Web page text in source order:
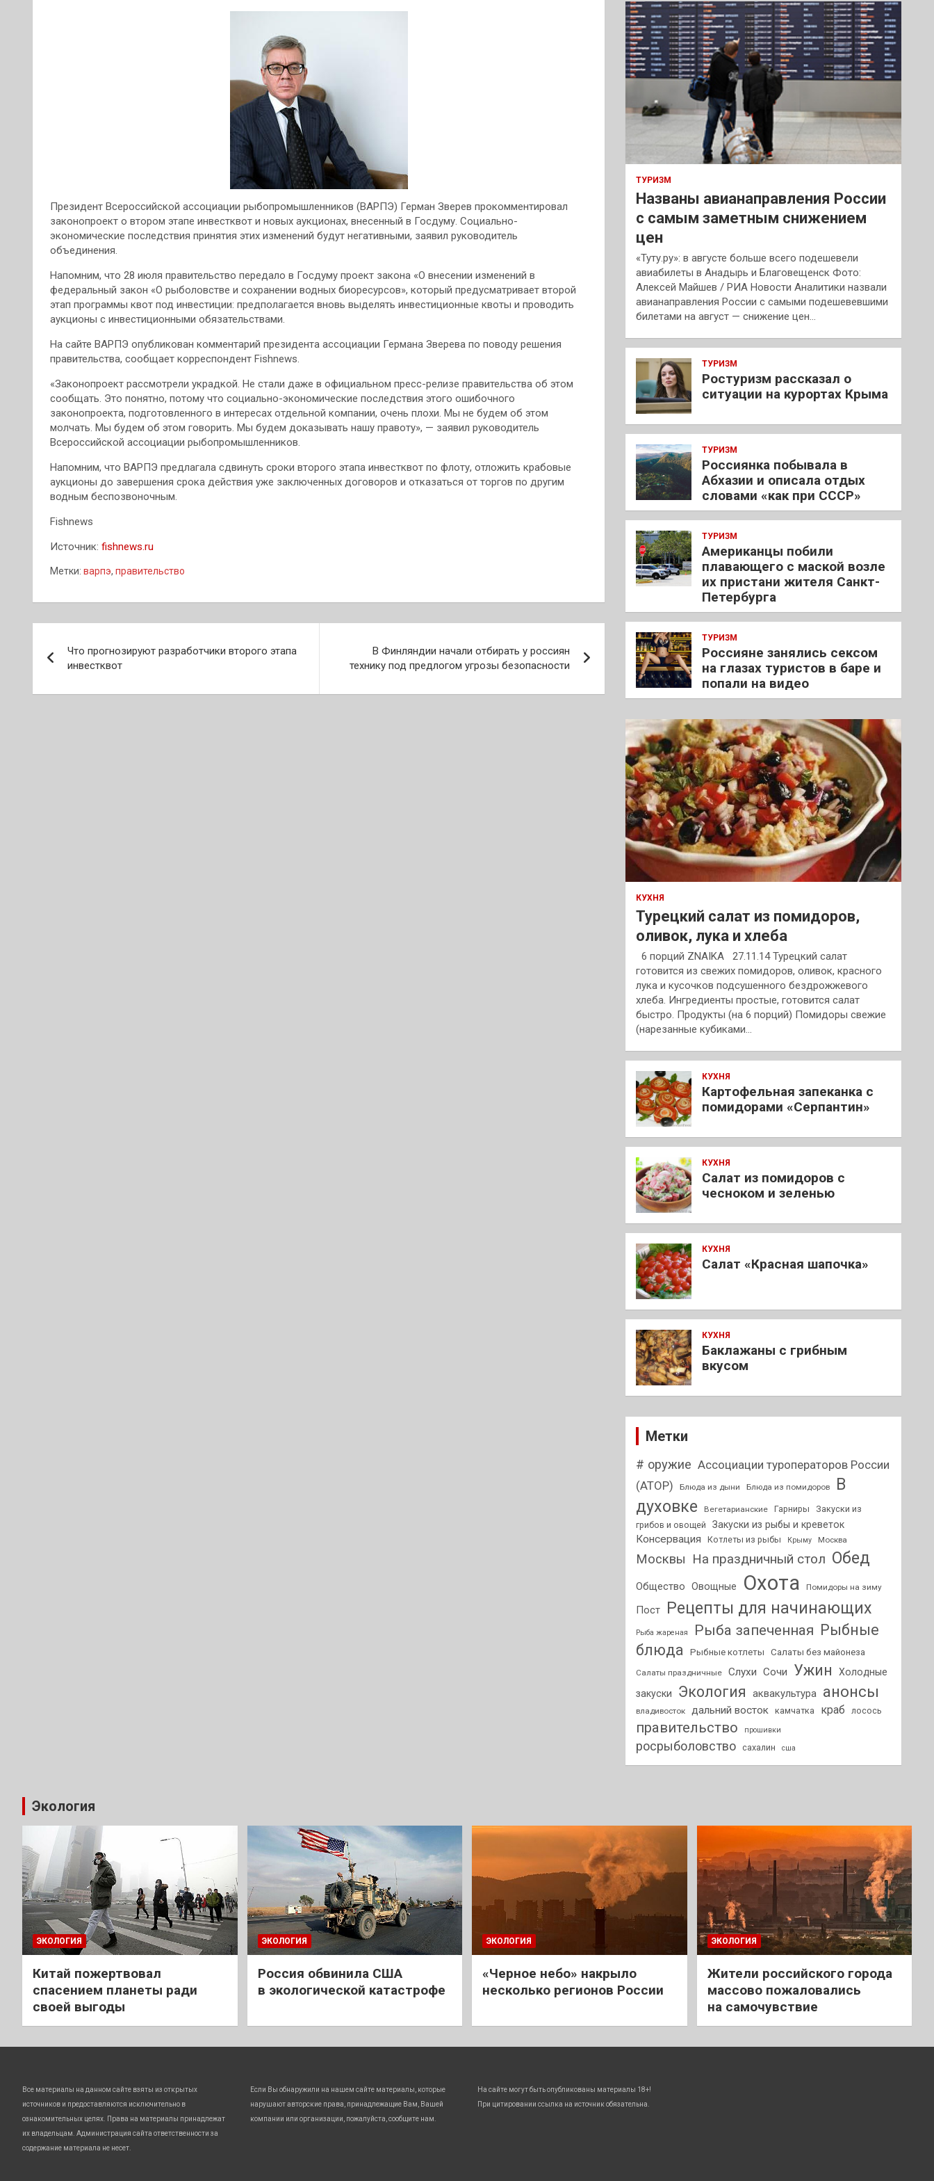
Президент Всероссийской ассоциации рыбопромышленников (ВАРПЭ) Герман Зверев прокомментировал
законопроект о втором этапе инвестквот и новых аукционах, внесенный в Госдуму. Социально-
экономические последствия принятия этих изменений будут негативными, заявил руководитель
объединения.
Напомним, что 28 июля правительство передало в Госдуму проект закона «О внесении изменений в
федеральный закон «О рыболовстве и сохранении водных биоресурсов», который предусматривает второй
этап программы квот под инвестиции: предполагается вновь выделять инвестиционные квоты и проводить
аукционы с инвестиционными обязательствами.
На сайте ВАРПЭ опубликован комментарий президента ассоциации Германа Зверева по поводу решения
правительства, сообщает корреспондент Fishnews.
«Законопроект рассмотрели украдкой. Не стали даже в официальном пресс-релизе правительства об этом
сообщать. Это понятно, потому что социально-экономические последствия этого ошибочного
законопроекта, подготовленного в интересах отдельной компании, очень плохи. Мы не будем об этом
молчать. Мы будем об этом говорить. Мы будем доказывать нашу правоту», — заявил руководитель
Всероссийской ассоциации рыбопромышленников.
Напомним, что ВАРПЭ предлагала сдвинуть сроки второго этапа инвестквот по флоту, отложить крабовые
аукционы до завершения срока действия уже заключенных договоров и отказаться от торгов по другим
водным беспозвоночным.
Fishnews
Источник: fishnews.ru
Метки: варпэ, правительство
по
записям
Что прогнозируют разработчики второго этапа
инвестквот
В Финляндии начали отбирать у россиян
технику под предлогом угрозы безопасности
к
ТУРИЗМ
Названы авианаправления России
с самым заметным снижением
цен
«Туту.ру»: в августе больше всего подешевели
авиабилеты в Анадырь и Благовещенск Фото:
Алексей Майшев / РИА Новости Аналитики назвали
авианаправления России с самыми подешевевшими
билетами на август — снижение цен…
ТУРИЗМ
Ростуризм рассказал о
ситуации на курортах Крыма
ТУРИЗМ
Россиянка побывала в
Абхазии и описала отдых
словами «как при СССР»
ТУРИЗМ
Американцы побили
плавающего с маской возле
их пристани жителя Санкт-
Петербурга
ТУРИЗМ
Россияне занялись сексом
на глазах туристов в баре и
попали на видео
КУХНЯ
Турецкий салат из помидоров,
оливок, лука и хлеба
6 порций ZNAIKA 27.11.14 Турецкий салат
готовится из свежих помидоров, оливок, красного
лука и кусочков подсушенного бездрожжевого
хлеба. Ингредиенты простые, готовится салат
быстро. Продукты (на 6 порций) Помидоры свежие
(нарезанные кубиками…
КУХНЯ
Картофельная запеканка с
помидорами «Серпантин»
КУХНЯ
Салат из помидоров с
чесноком и зеленью
КУХНЯ
Салат «Красная шапочка»
КУХНЯ
Баклажаны с грибным
вкусом
Метки
# оружие Ассоциации туроператоров России
(АТОР)
Блюда из дыни Блюда из помидоров
В
духовке
Вегетарианские Гарниры
Закуски из
грибов и овощей
Закуски из рыбы и креветок
Консервация Котлеты из рыбы Крыму Москва
Москвы На праздничный стол Обед
Общество Овощные Охота Помидоры на зиму
Пост Рецепты для начинающих
Рыба жареная Рыба запеченная Рыбные
блюда
Рыбные котлеты Салаты без майонеза
Салаты праздничные Слухи Сочи Ужин
Холодные
закуски
Экология аквакультура анонсы
владивосток дальний восток камчатка краб лосось
правительство прошивки
росрыболовство сахалин сша
Экология
ЭКОЛОГИЯ
Китай пожертвовал
спасением планеты ради
своей выгоды
ЭКОЛОГИЯ
Россия обвинила США
в экологической катастрофе
ЭКОЛОГИЯ
«Черное небо» накрыло
несколько регионов России
ЭКОЛОГИЯ
Жители российского города
массово пожаловались
на самочувствие
Все материалы на данном сайте взяты из открытых
источников и предоставляются исключительно в
ознакомительных целях. Права на материалы принадлежат
их владельцам. Администрация сайта ответственности за
содержание материала не несет.
Если Вы обнаружили на нашем сайте материалы, которые
нарушают авторские права, принадлежащие Вам, Вашей
компании или организации, пожалуйста, сообщите нам.
На сайте могут быть опубликованы материалы 18+!
При цитировании ссылка на источник обязательна.